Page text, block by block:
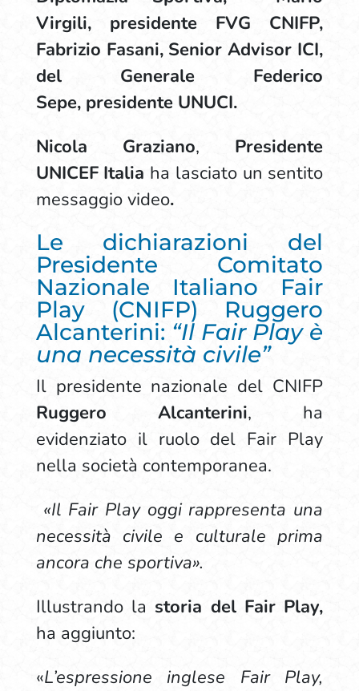
Virgili, presidente FVG CNIFP,
Fabrizio Fasani, Senior Advisor ICI,
del Generale Federico
Sepe, presidente UNUCI.
Nicola Graziano, Presidente
UNICEF Italia ha lasciato un sentito
messaggio video.
Le dichiarazioni del
Presidente Comitato
Nazionale Italiano Fair
Play (CNIFP) Ruggero
Alcanterini: “Il Fair Play è
una necessità civile”
Il presidente nazionale del CNIFP
Ruggero Alcanterini, ha
evidenziato il ruolo del Fair Play
nella società contemporanea.
«Il Fair Play oggi rappresenta una
necessità civile e culturale prima
ancora che sportiva».
Illustrando la storia del Fair Play,
ha aggiunto:
«L’espressione inglese Fair Play,